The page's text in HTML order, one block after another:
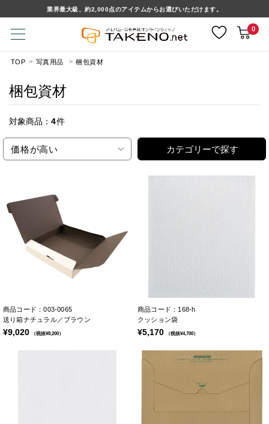
業界最大級、約2,000点のアイテムからお選びいただけます。
0
TOP 写真用品 梱包資材
梱包資材
対象商品： 4件
価格が高い カテゴリーで探す
商品コード：003-0065
送り箱ナチュラル／ブラウン
¥9,020 （税抜¥8,200）
商品コード：168-h
クッション袋
¥5,170 （税抜¥4,700）